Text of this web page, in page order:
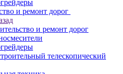
и ремонт дорог
и ремонт дорог
телескопический